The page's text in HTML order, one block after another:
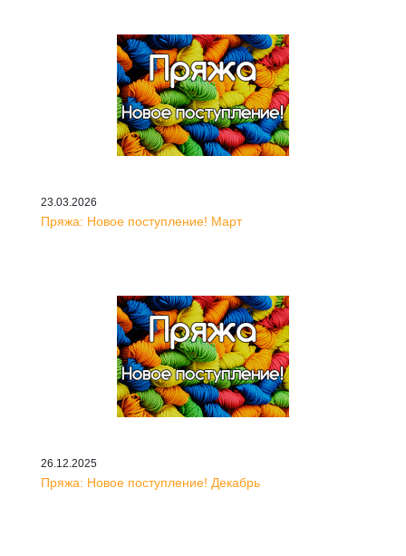
23.03.2026
Пряжа: Новое поступление! Март
26.12.2025
Пряжа: Новое поступление! Декабрь